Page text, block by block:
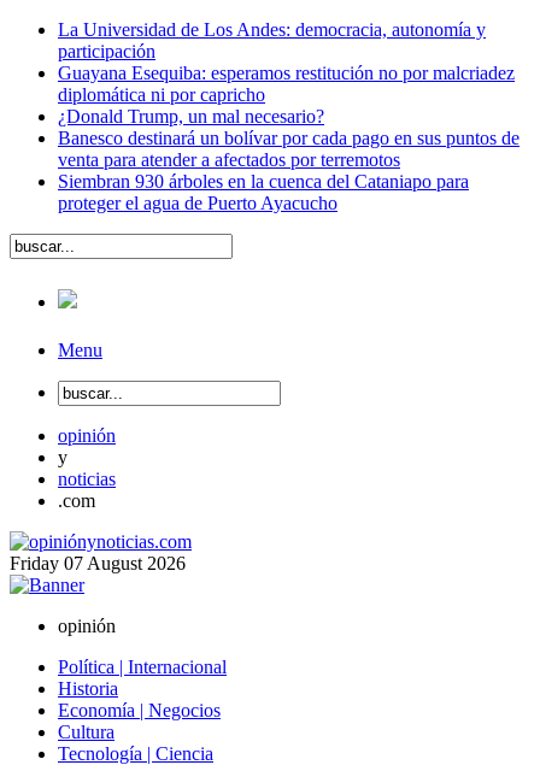
La Universidad de Los Andes: democracia, autonomía y
participación
Guayana Esequiba: esperamos restitución no por malcriadez
diplomática ni por capricho
¿Donald Trump, un mal necesario?
Banesco destinará un bolívar por cada pago en sus puntos de
venta para atender a afectados por terremotos
Siembran 930 árboles en la cuenca del Cataniapo para
proteger el agua de Puerto Ayacucho
Menu
opinión
y
noticias
.com
Friday 07 August 2026
opinión
Política | Internacional
Historia
Economía | Negocios
Cultura
Tecnología | Ciencia